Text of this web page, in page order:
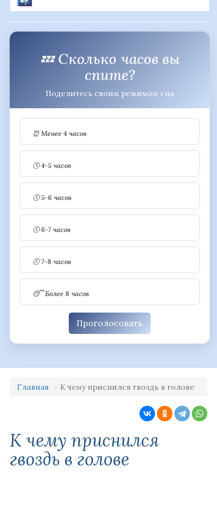
💤 Сколько часов вы
спите?
Поделитесь своим режимом сна
⏰ Менее 4 часов
🕓 4-5 часов
🕔 5-6 часов
🕕 6-7 часов
🕖 7-8 часов
😴 Более 8 часов
Проголосовать
Главная К чему приснился гвоздь в голове
К чему приснился
гвоздь в голове